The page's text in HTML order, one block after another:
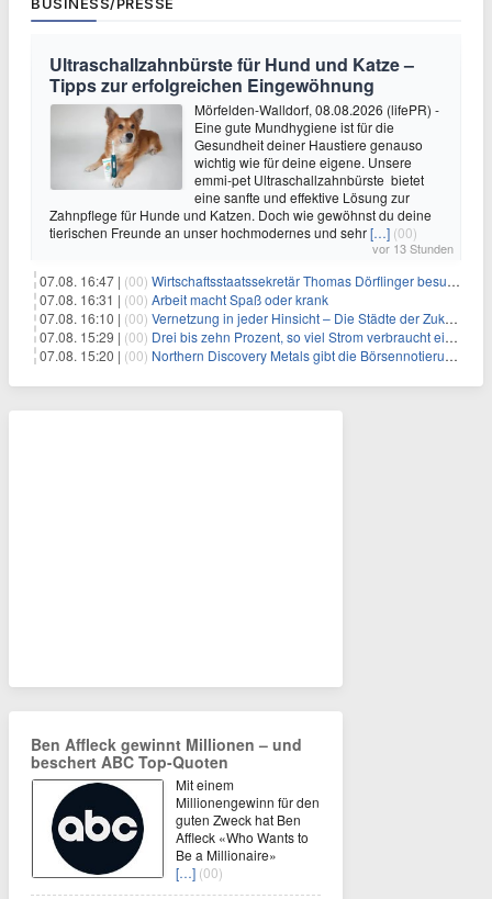
Ultraschallzahnbürste für Hund und Katze –
Tipps zur erfolgreichen Eingewöhnung
Mörfelden-Walldorf, 08.08.2026 (lifePR) -
Eine gute Mundhygiene ist für die
Gesundheit deiner Haustiere genauso
wichtig wie für deine eigene. Unsere
emmi-pet Ultraschallzahnbürste bietet
eine sanfte und effektive Lösung zur
Zahnpflege für Hunde und Katzen. Doch wie gewöhnst du deine
tierischen Freunde an unser hochmodernes und sehr[…] (00)
vor 13 Stunden
07.08. 16:47 | (00) Wirtschaftsstaatssekretär Thomas Dörflinger besucht Handwerksbetrieb im Kammerbezirk Freiburg
07.08. 16:31 | (00) Arbeit macht Spaß oder krank
07.08. 16:10 | (00) Vernetzung in jeder Hinsicht – Die Städte der Zukunft sind grün-blau
07.08. 15:29 | (00) Drei bis zehn Prozent, so viel Strom verbraucht ein Aufzug im Gebäude
07.08. 15:20 | (00) Northern Discovery Metals gibt die Börsennotierung an der Frankfurter Wertpapierbörse bekannt
Ben Affleck gewinnt Millionen – und
beschert ABC Top-Quoten
Mit einem
Millionengewinn für den
guten Zweck hat Ben
Affleck «Who Wants to
Be a Millionaire»
[…] (00)